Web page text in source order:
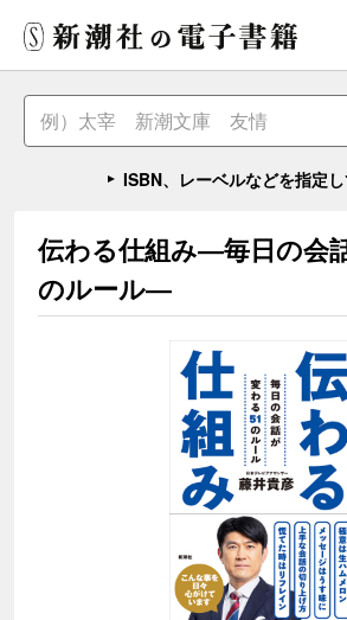
ISBN、レーベルなどを指定
伝わる仕組み―毎日の会
のルール―